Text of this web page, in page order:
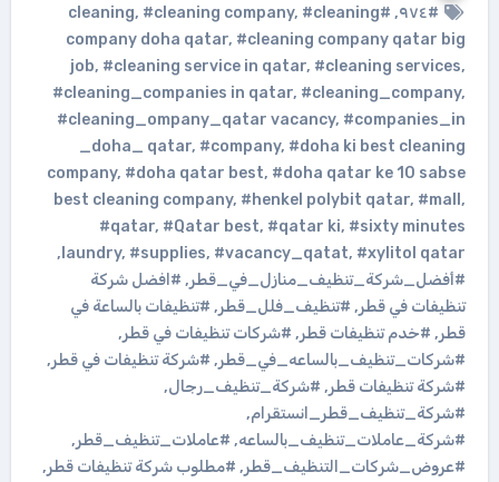
#٩٧٤
,
#cleaning
, #cleaning company, #cleaning
company doha qatar, #cleaning company qatar big
job, #cleaning service in qatar, #cleaning services,
#cleaning_companies in qatar, #cleaning_company,
#cleaning_ompany_qatar vacancy, #companies_in
_doha_ qatar, #company, #doha ki best cleaning
company, #doha qatar best, #doha qatar ke 10 sabse
best cleaning company, #henkel polybit qatar, #mall,
#qatar, #Qatar best, #qatar ki, #sixty minutes
laundry, #supplies, #vacancy_qatat, #xylitol qatar
,
#أفضل_شركة_تنظيف_منازل_في_قطر, #افضل شركة
تنظيفات في قطر, #تنظيف_فلل_قطر, #تنظيفات بالساعة في
قطر, #خدم تنظيفات قطر, #شركات تنظيفات في قطر,
#شركات_تنظيف_بالساعه_في_قطر, #شركة تنظيفات في قطر,
#شركة تنظيفات قطر, #شركة_تنظيف_رجال,
#شركة_تنظيف_قطر_انستقرام,
#شركة_عاملات_تنظيف_بالساعه, #عاملات_تنظيف_قطر,
#عروض_شركات_التنظيف_قطر, #مطلوب شركة تنظيفات قطر,